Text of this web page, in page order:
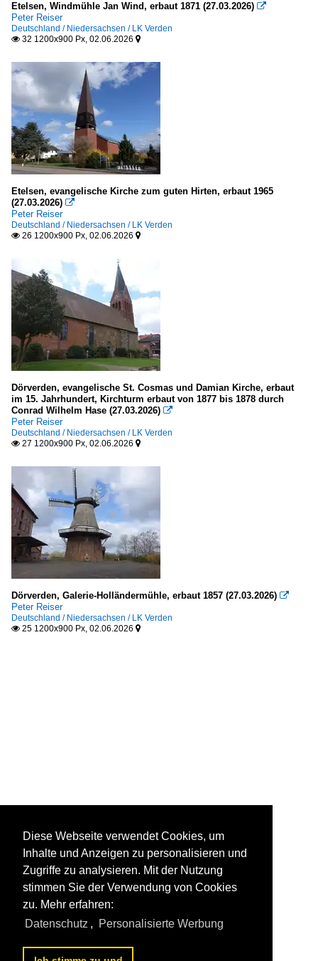
Etelsen, Windmühle Jan Wind, erbaut 1871 (27.03.2026) 
Peter Reiser
Deutschland / Niedersachsen / LK Verden
 32 1200x900 Px, 02.06.2026 
Etelsen, evangelische Kirche zum guten Hirten, erbaut 1965
(27.03.2026) 
Peter Reiser
Deutschland / Niedersachsen / LK Verden
 26 1200x900 Px, 02.06.2026 
Dörverden, evangelische St. Cosmas und Damian Kirche, erbaut
im 15. Jahrhundert, Kirchturm erbaut von 1877 bis 1878 durch
Conrad Wilhelm Hase (27.03.2026) 
Peter Reiser
Deutschland / Niedersachsen / LK Verden
 27 1200x900 Px, 02.06.2026 
Dörverden, Galerie-Holländermühle, erbaut 1857 (27.03.2026) 
Peter Reiser
Deutschland / Niedersachsen / LK Verden
 25 1200x900 Px, 02.06.2026 
Diese Webseite verwendet Cookies, um
Inhalte und Anzeigen zu personalisieren und
Zugriffe zu analysieren. Mit der Nutzung
stimmen Sie der Verwendung von Cookies
zu. Mehr erfahren:
Datenschutz , Personalisierte Werbung